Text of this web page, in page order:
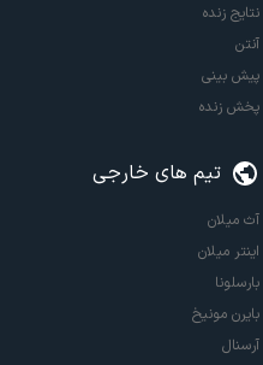
نتایج زنده
آنتن
پیش بینی
پخش زنده
تیم های خارجی
آث میلان
اینتر میلان
بارسلونا
بایرن مونیخ
آرسنال